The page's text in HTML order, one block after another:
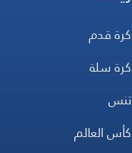
كرة قدم
كرة سلة
تنس
كأس العالم